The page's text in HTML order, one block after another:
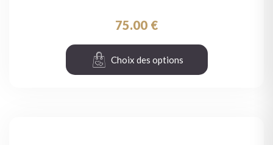
75.00 €
Choix des options